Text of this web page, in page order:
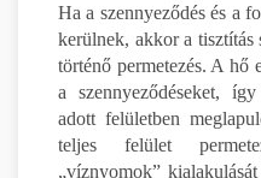
Ha a szennyeződés és a
kerülnek, akkor a
történő permetezés. A hő
a szennyeződéseket,
adott felületben
teljes felület
„víznyomok”